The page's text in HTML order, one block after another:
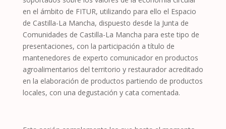
en el ámbito de FITUR, utilizando para ello el Espacio
de Castilla-La Mancha, dispuesto desde la Junta de
Comunidades de Castilla-La Mancha para este tipo de
presentaciones, con la participación a título de
mantenedores de experto comunicador en productos
agroalimentarios del territorio y restaurador acreditado
en la elaboración de productos partiendo de productos
locales, con una degustación y cata comentada.